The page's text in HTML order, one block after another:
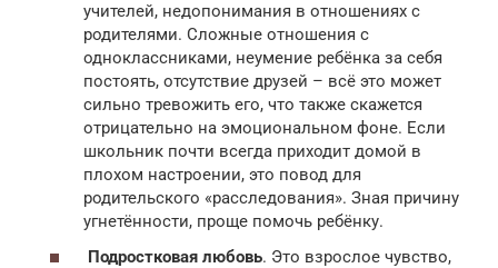
учителей, недопонимания в отношениях с
родителями. Сложные отношения с
одноклассниками, неумение ребёнка за себя
постоять, отсутствие друзей – всё это может
сильно тревожить его, что также скажется
отрицательно на эмоциональном фоне. Если
школьник почти всегда приходит домой в
плохом настроении, это повод для
родительского «расследования». Зная причину
угнетённости, проще помочь ребёнку.
Подростковая любовь. Это взрослое чувство,